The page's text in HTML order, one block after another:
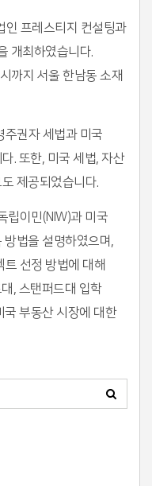
인 프레스티지 컨설팅과
개최하였습니다.
까지 서울 한남동 소재
주권자 세법과 미국
. 또한, 미국 세법, 자산
제공되었습니다.
립이민(NIW)과 미국
법을 설명하였으며,
선정 방법에 대해
, 스탠퍼드대 입학
국 부동산 시장에 대한